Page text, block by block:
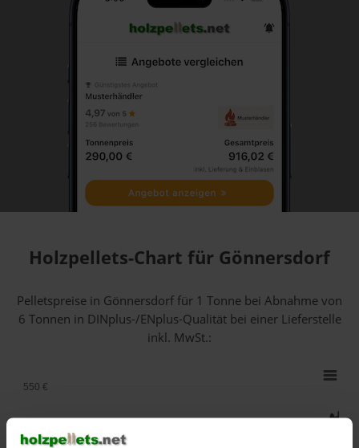
Holzpellets-Chart für Gönnersdorf
Pelletspreise in Gönnersdorf für 1 Tonne bei Abnahmevon
6 Tonnen in DINplus-/ENplus-Qualität bei einer Lieferstelle
inkl. MwSt.:
550 €